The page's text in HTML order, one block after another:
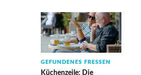
GEFUNDENES FRESSEN
Küchenzeile: Die